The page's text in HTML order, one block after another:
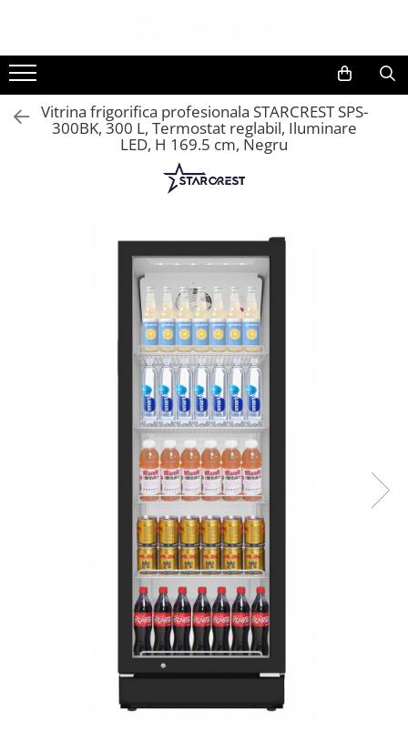
Toate Produsele
Black Friday
Electrocasnice Mari
Aparate frigorifice
Congelatoare verticale
Frigidere cu doua usi
Cuptoare cu microunde
Cuptoare cu microunde
Aparate frigorifice incorporabile
Cuptoare cu microunde
Masini spalat vase
Masini de spalat vase incorporabile
Vitrina frigorifica profesionala STARCREST SPS-
300BK, 300 L, Termostat reglabil, Iluminare
LED, H 169.5 cm, Negru